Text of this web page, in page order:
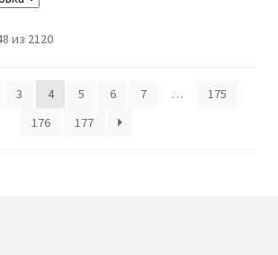
из 2120
3 4 5 6 7 …
175
176
177